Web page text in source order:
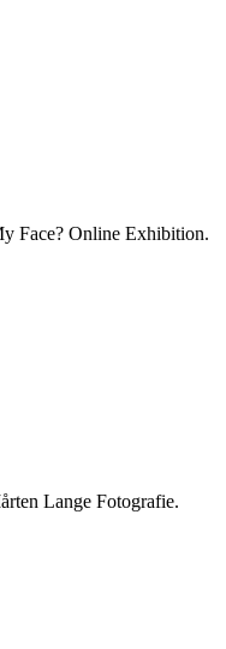
Face? Online Exhibition.
Lange Fotografie.